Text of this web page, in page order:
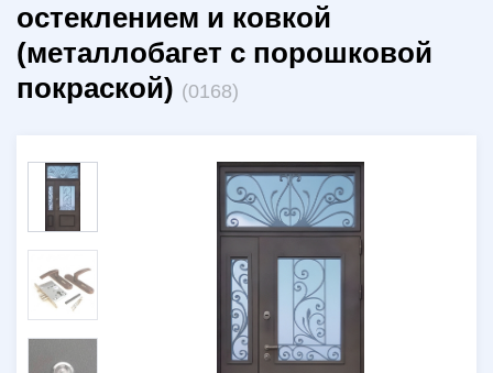
остеклением и ковкой
(металлобагет с порошковой
покраской) (0168)